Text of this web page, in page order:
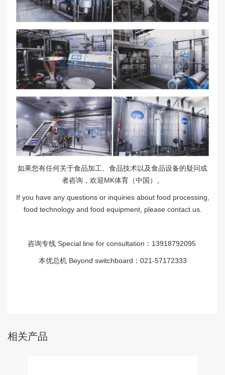
如果您有任何关于食品加工、食品技术以及食品设备的疑问或
者咨询，欢迎MK体育（中国）。
If you have any questions or inquiries about food processing,
food technology and food equipment, please contact us.
咨询专线 Special line for consultation ：13918792095
本优总机 Beyond switchboard ：021-57172333
相关产品